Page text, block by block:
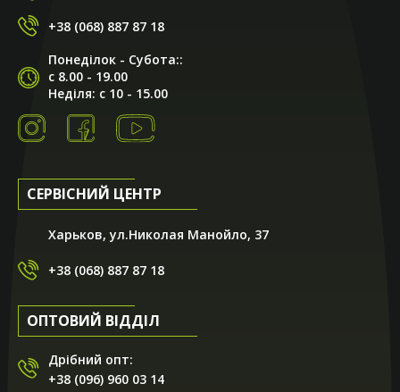
+38 (068) 887 87 18
Понеділок - Субота::
с 8.00 - 19.00
Неділя: с 10 - 15.00
СЕРВІСНИЙ ЦЕНТР
Харьков, ул.Николая Манойло, 37
+38 (068) 887 87 18
ОПТОВИЙ ВІДДІЛ
Дрібний опт:
+38 (096) 960 03 14